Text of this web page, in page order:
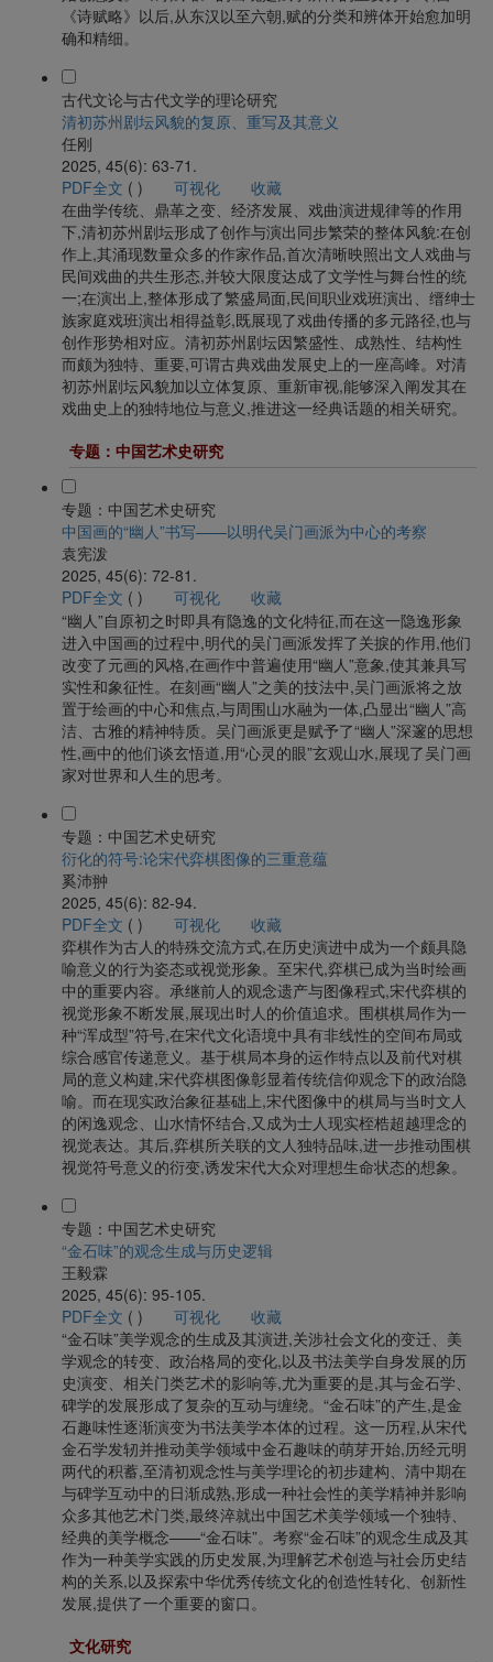
《诗赋略》以后,从东汉以至六朝,赋的分类和辨体开始愈加明
确和精细。
古代文论与古代文学的理论研究
清初苏州剧坛风貌的复原、重写及其意义
任刚
2025, 45(6): 63-71.
PDF全文 ( ) 可视化
收藏
在曲学传统、鼎革之变、经济发展、戏曲演进规律等的作用
下,清初苏州剧坛形成了创作与演出同步繁荣的整体风貌:在创
作上,其涌现数量众多的作家作品,首次清晰映照出文人戏曲与
民间戏曲的共生形态,并较大限度达成了文学性与舞台性的统
一;在演出上,整体形成了繁盛局面,民间职业戏班演出、缙绅士
族家庭戏班演出相得益彰,既展现了戏曲传播的多元路径,也与
创作形势相对应。清初苏州剧坛因繁盛性、成熟性、结构性
而颇为独特、重要,可谓古典戏曲发展史上的一座高峰。对清
初苏州剧坛风貌加以立体复原、重新审视,能够深入阐发其在
戏曲史上的独特地位与意义,推进这一经典话题的相关研究。
专题：中国艺术史研究
专题：中国艺术史研究
中国画的“幽人”书写——以明代吴门画派为中心的考察
袁宪泼
2025, 45(6): 72-81.
PDF全文 ( ) 可视化
收藏
“幽人”自原初之时即具有隐逸的文化特征,而在这一隐逸形象
进入中国画的过程中,明代的吴门画派发挥了关捩的作用,他们
改变了元画的风格,在画作中普遍使用“幽人”意象,使其兼具写
实性和象征性。在刻画“幽人”之美的技法中,吴门画派将之放
置于绘画的中心和焦点,与周围山水融为一体,凸显出“幽人”高
洁、古雅的精神特质。吴门画派更是赋予了“幽人”深邃的思想
性,画中的他们谈玄悟道,用“心灵的眼”玄观山水,展现了吴门画
家对世界和人生的思考。
专题：中国艺术史研究
衍化的符号:论宋代弈棋图像的三重意蕴
奚沛翀
2025, 45(6): 82-94.
PDF全文 ( ) 可视化
收藏
弈棋作为古人的特殊交流方式,在历史演进中成为一个颇具隐
喻意义的行为姿态或视觉形象。至宋代,弈棋已成为当时绘画
中的重要内容。承继前人的观念遗产与图像程式,宋代弈棋的
视觉形象不断发展,展现出时人的价值追求。围棋棋局作为一
种“浑成型”符号,在宋代文化语境中具有非线性的空间布局或
综合感官传递意义。基于棋局本身的运作特点以及前代对棋
局的意义构建,宋代弈棋图像彰显着传统信仰观念下的政治隐
喻。而在现实政治象征基础上,宋代图像中的棋局与当时文人
的闲逸观念、山水情怀结合,又成为士人现实桎梏超越理念的
视觉表达。其后,弈棋所关联的文人独特品味,进一步推动围棋
视觉符号意义的衍变,诱发宋代大众对理想生命状态的想象。
专题：中国艺术史研究
“金石味”的观念生成与历史逻辑
王毅霖
2025, 45(6): 95-105.
PDF全文 ( ) 可视化
收藏
“金石味”美学观念的生成及其演进,关涉社会文化的变迁、美
学观念的转变、政治格局的变化,以及书法美学自身发展的历
史演变、相关门类艺术的影响等,尤为重要的是,其与金石学、
碑学的发展形成了复杂的互动与缠绕。“金石味”的产生,是金
石趣味性逐渐演变为书法美学本体的过程。这一历程,从宋代
金石学发轫并推动美学领域中金石趣味的萌芽开始,历经元明
两代的积蓄,至清初观念性与美学理论的初步建构、清中期在
与碑学互动中的日渐成熟,形成一种社会性的美学精神并影响
众多其他艺术门类,最终淬就出中国艺术美学领域一个独特、
经典的美学概念——“金石味”。考察“金石味”的观念生成及其
作为一种美学实践的历史发展,为理解艺术创造与社会历史结
构的关系,以及探索中华优秀传统文化的创造性转化、创新性
发展,提供了一个重要的窗口。
文化研究